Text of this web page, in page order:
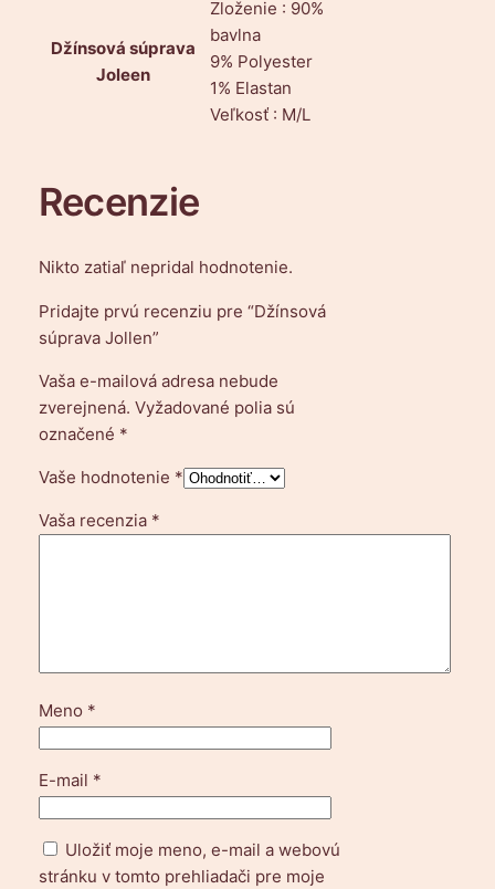
Džínsová súprava
Joleen
Zloženie : 90%
bavlna
9% Polyester
1% Elastan
Veľkosť : M/L
Recenzie
Nikto zatiaľ nepridal hodnotenie.
Pridajte prvú recenziu pre “Džínsová
súprava Jollen”
Vaša e-mailová adresa nebude
zverejnená. Vyžadované polia sú
označené *
Vaše hodnotenie *
Vaša recenzia *
Meno *
E-mail *
Uložiť moje meno, e-mail a webovú
stránku v tomto prehliadači pre moje